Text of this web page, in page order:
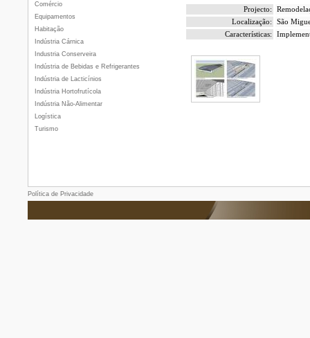
Comércio
Equipamentos
Habitação
Indústria Cárnica
Industria Conserveira
Indústria de Bebidas e Refrigerantes
Indústria de Lacticínios
Indústria Hortofrutícola
Indústria Não-Alimentar
Logística
Turismo
Projecto:
Localização:
São
Características:
Política de Privacidade